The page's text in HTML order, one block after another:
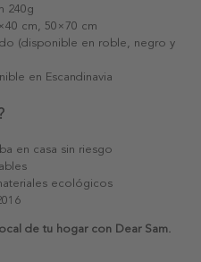
240g
cm, 50×70 cm
(disponible en roble, negro y
en Escandinavia
en casa sin riesgo
ecológicos
de tu hogar con Dear Sam.